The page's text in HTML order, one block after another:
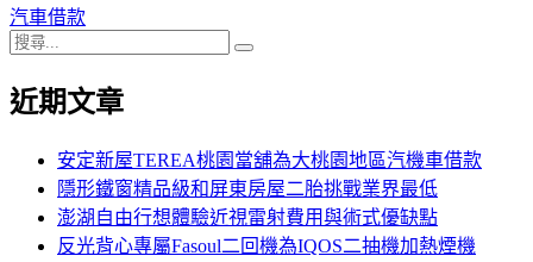
導
覽
章:
汽車借款
搜
關
近期文章
安定新屋TEREA桃園當舖為大桃園地區汽機車借款
隱形鐵窗精品級和屏東房屋二胎挑戰業界最低
澎湖自由行想體驗近視雷射費用與術式優缺點
反光背心專屬Fasoul二回機為IQOS二抽機加熱煙機